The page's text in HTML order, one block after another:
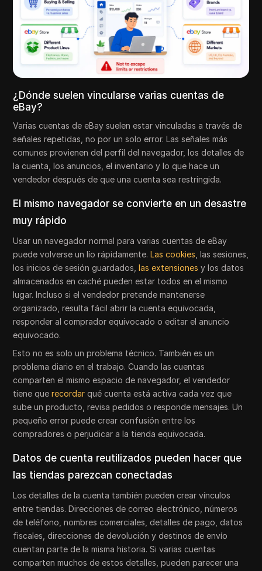
¿Dónde suelen vincularse varias cuentas de
eBay?
Varias cuentas de eBay suelen estar vinculadas a través de
señales repetidas, no por un solo error. Las señales más
comunes provienen del perfil del navegador, los detalles de
la cuenta, los anuncios, el inventario y lo que hace un
vendedor después de que una cuenta sea restringida.
El mismo navegador se convierte en un desastre
muy rápido
Usar un navegador normal para varias cuentas de eBay
puede volverse un lío rápidamente.Las cookies , las sesiones,
los inicios de sesión guardados,las extensiones y los datos
almacenados en caché pueden estar todos en el mismo
lugar. Incluso si el vendedor pretende mantenerse
organizado, resulta fácil abrir la cuenta equivocada,
responder al comprador equivocado o editar el anuncio
equivocado.
Esto no es solo un problema técnico. También es un
problema diario en el trabajo. Cuando las cuentas
comparten el mismo espacio de navegador, el vendedor
tiene querecordar qué cuenta está activa cada vez que
sube un producto, revisa pedidos o responde mensajes. Un
pequeño error puede crear confusión entre los
compradores o perjudicar a la tienda equivocada.
Datos de cuenta reutilizados pueden hacer que
las tiendas parezcan conectadas
Los detalles de la cuenta también pueden crear vínculos
entre tiendas. Direcciones de correo electrónico, números
de teléfono, nombres comerciales, detalles de pago, datos
fiscales, direcciones de devolución y destinos de envío
cuentan parte de la misma historia. Si varias cuentas
comparten muchos de estos detalles, pueden parecer una